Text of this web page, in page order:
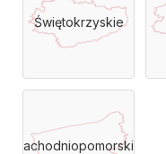
Świętokrzyskie
Zachodniopomorskie